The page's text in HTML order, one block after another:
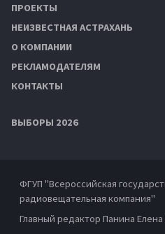
ПРОЕКТЫ
НЕИЗВЕСТНАЯ АСТРАХАНЬ
О КОМПАНИИ
РЕКЛАМОДАТЕЛЯМ
КОНТАКТЫ
ВЫБОРЫ 2026
ФГУП "Всероссийская
радиовещательная компания"
Главный редактор Панина